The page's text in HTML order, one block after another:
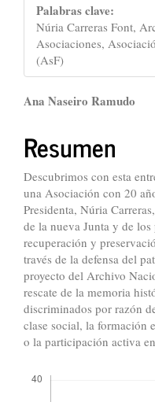
Palabras clave:
Núria Carreras Font,
Asociaciones,
(AsF)
Contenido
principal
del
artículo
Ana Naseiro Ramudo
Resumen
Descubrimos con esta
una Asociación con 20
Presidenta, Núria
de la nueva Junta y de
recuperación y
través de la defensa del
proyecto del Archivo
rescate de la memoria
discriminados por razón
clase social, la formación
o la participación activa